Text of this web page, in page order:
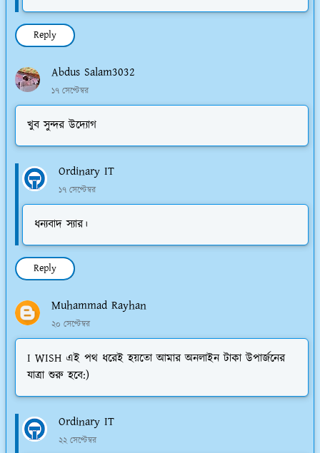
Reply
Abdus Salam3032
১৭ সেপ্টেম্বর
খুব সুন্দর উদ্যোগ
Ordinary IT
১৭ সেপ্টেম্বর
ধন্যবাদ স্যার।
Reply
Muhammad Rayhan
২০ সেপ্টেম্বর
I WISH এই পথ ধরেই হয়তো আমার অনলাইন টাকা উপার্জনের
যাত্রা শুরু হবে:)
Ordinary IT
২২ সেপ্টেম্বর